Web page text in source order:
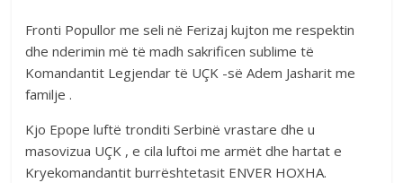
Fronti Popullor me seli në Ferizaj kujton me respektin
dhe nderimin më të madh sakrificen sublime të
Komandantit Legjendar të UÇK -së Adem Jasharit me
familje .
Kjo Epope luftë tronditi Serbinë vrastare dhe u
masovizua UÇK , e cila luftoi me armët dhe hartat e
Kryekomandantit burrështetasit ENVER HOXHA.